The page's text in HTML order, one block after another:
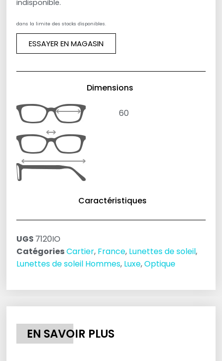
indisponible.
dans la limite des stocks disponibles.
ESSAYER EN MAGASIN
Dimensions
60
Caractéristiques
UGS 7120IO
CatégoriesCartier, France, Lunettes de soleil,
Lunettes de soleil Hommes, Luxe,Optique
EN SAVOIR PLUS